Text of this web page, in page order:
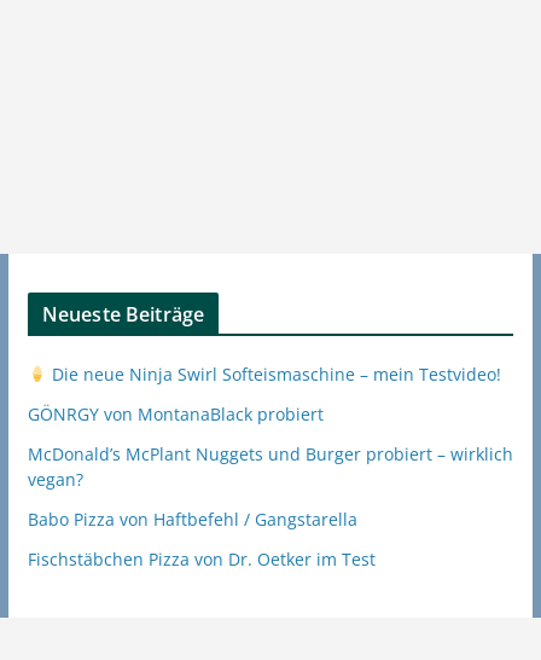
Neueste Beiträge
Die neue Ninja Swirl Softeismaschine – mein Testvideo!
GÖNRGY von MontanaBlack probiert
McDonald’s McPlant Nuggets und Burger probiert – wirklich
vegan?
Babo Pizza von Haftbefehl / Gangstarella
Fischstäbchen Pizza von Dr. Oetker im Test